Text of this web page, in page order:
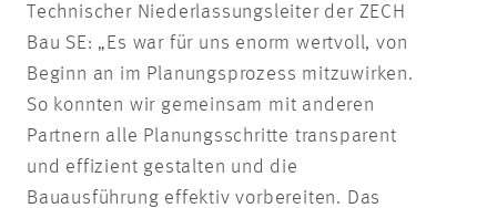
Technischer Niederlassungsleiter der ZECH
Bau SE: „Es war für uns enorm wertvoll, von
Beginn an im Planungsprozess mitzuwirken.
So konnten wir gemeinsam mit anderen
Partnern alle Planungsschritte transparent
und effizient gestalten und die
Bauausführung effektiv vorbereiten. Das